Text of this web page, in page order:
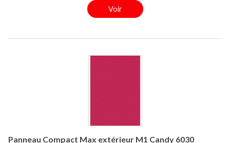
Voir
Panneau Compact Max extérieur M1 Candy 6030